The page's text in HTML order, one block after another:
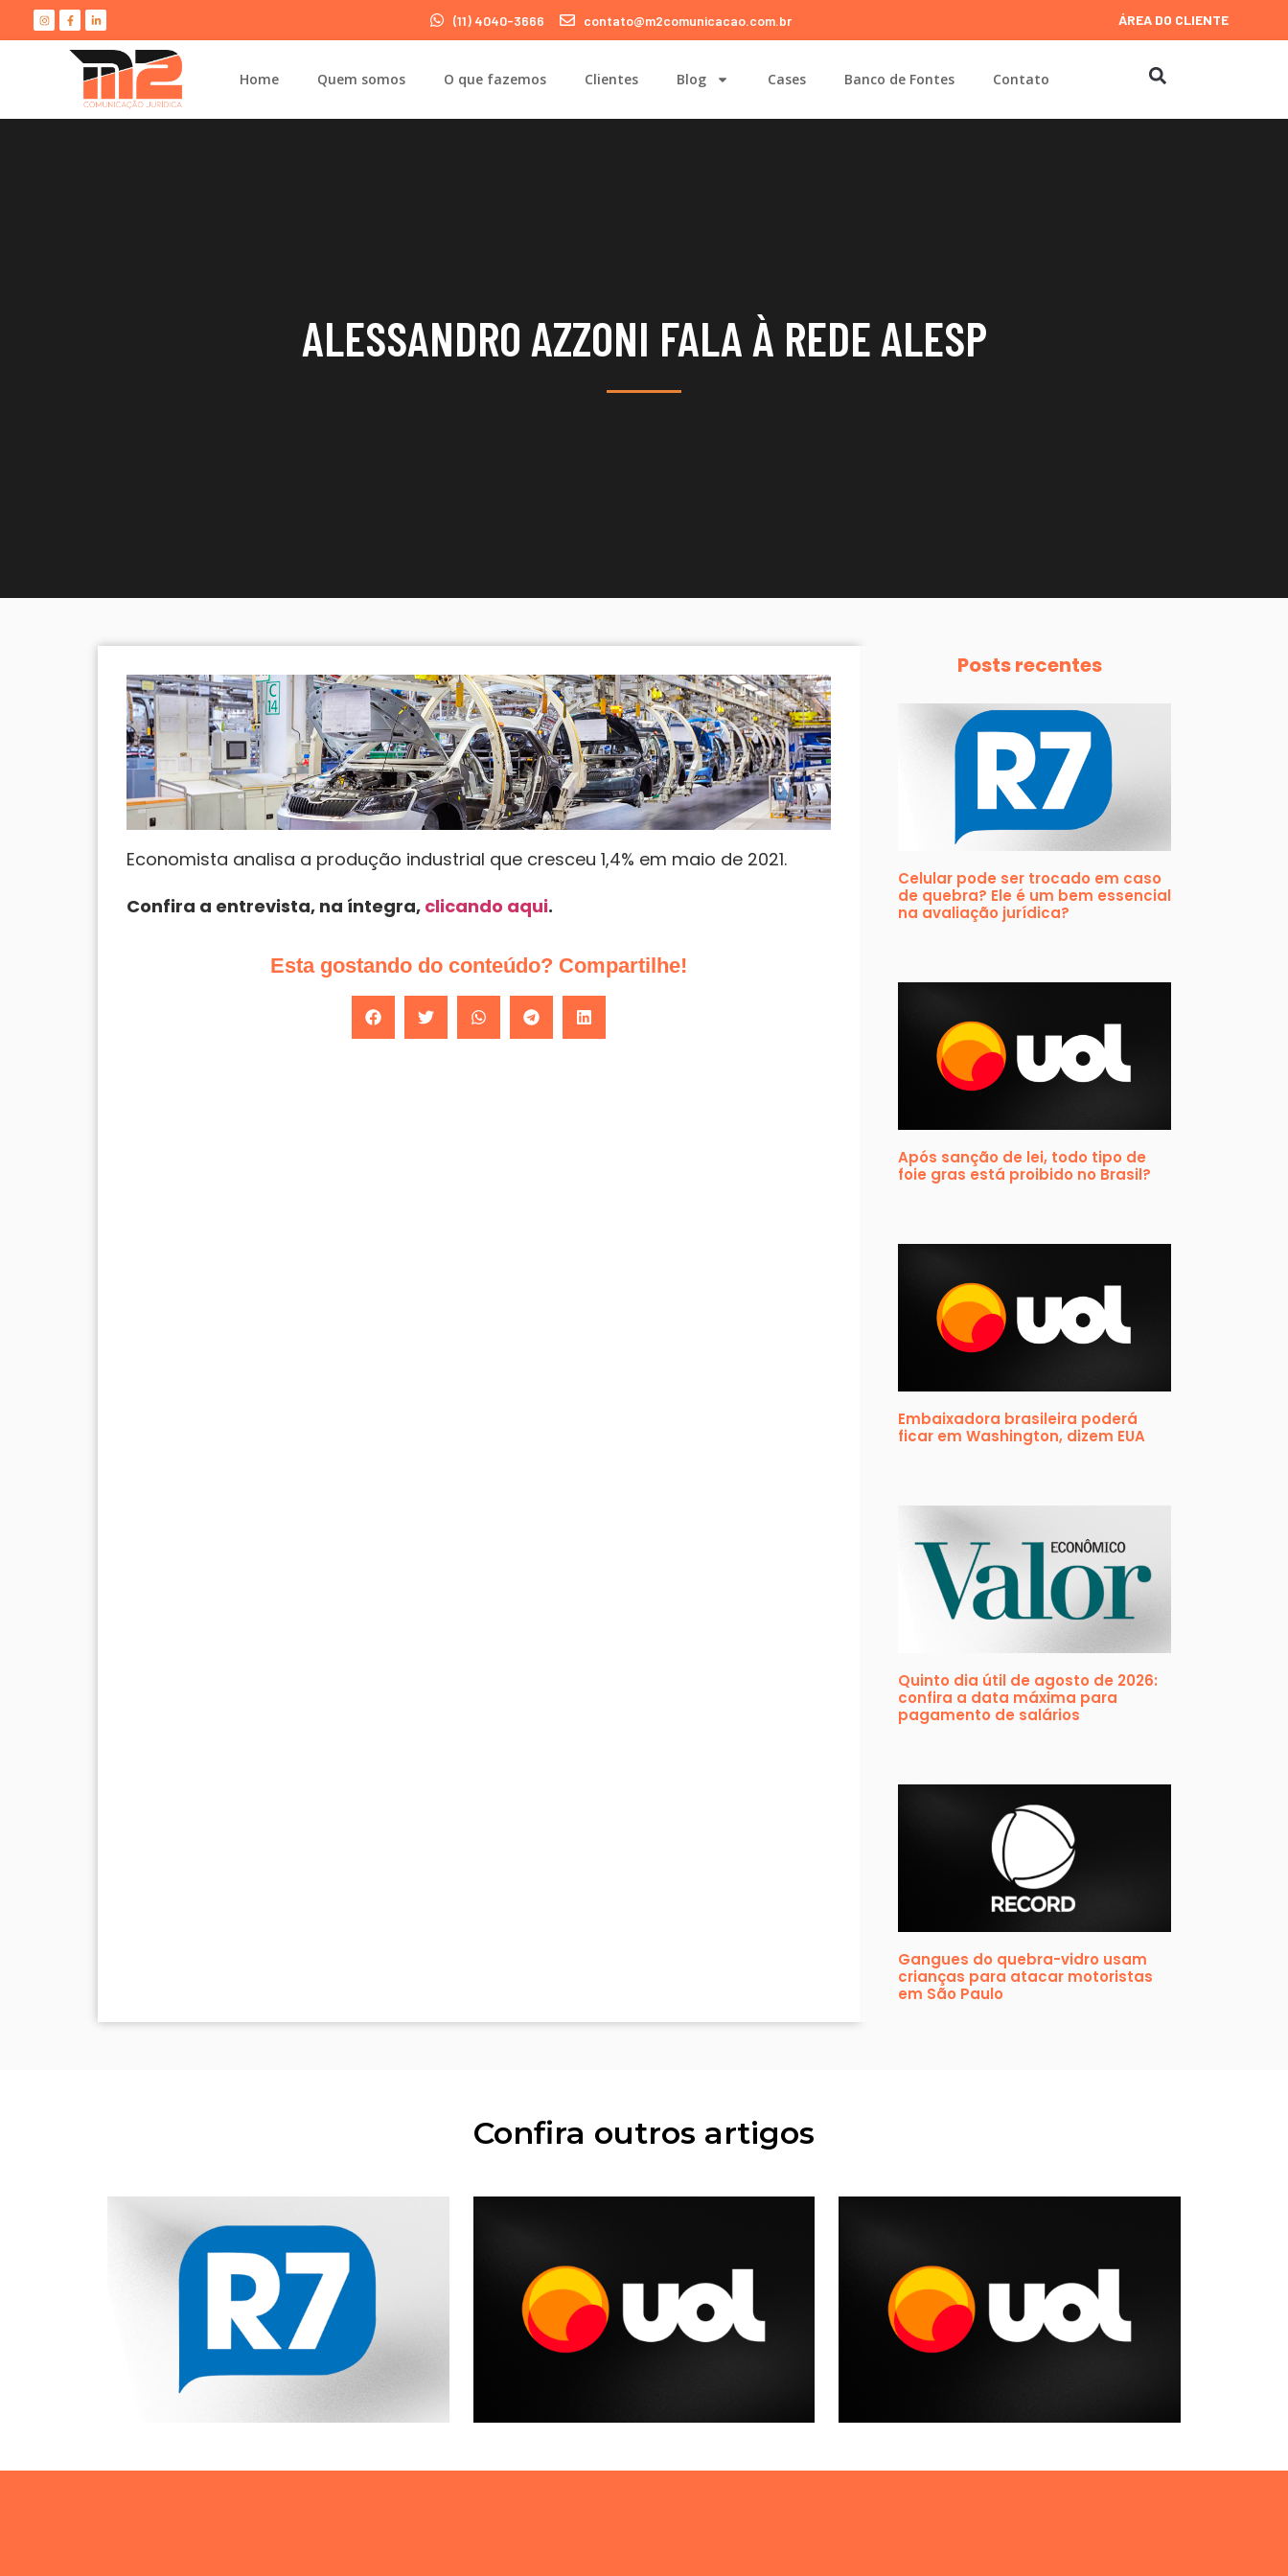
(11) 4040-3666 contato@m2comunicacao.com.br ÁREA DO CLIENTE
Home Quem somos O que fazemos Clientes Blog Cases Banco de Fontes Contato
ALESSANDRO AZZONI FALA À REDE ALESP
Economista analisa a produção industrial que cresceu 1,4% em maio de 2021.
Confira a entrevista, na íntegra, clicando aqui.
Esta gostando do conteúdo? Compartilhe!
Posts recentes
Celular pode ser trocado em caso
de quebra? Ele é um bem essencial
na avaliação jurídica?
Após sanção de lei, todo tipo de
foie gras está proibido no Brasil?
Embaixadora brasileira poderá
ficar em Washington, dizem EUA
Quinto dia útil de agosto de 2026:
confira a data máxima para
pagamento de salários
Gangues do quebra-vidro usam
crianças para atacar motoristas
em São Paulo
Confira outros artigos